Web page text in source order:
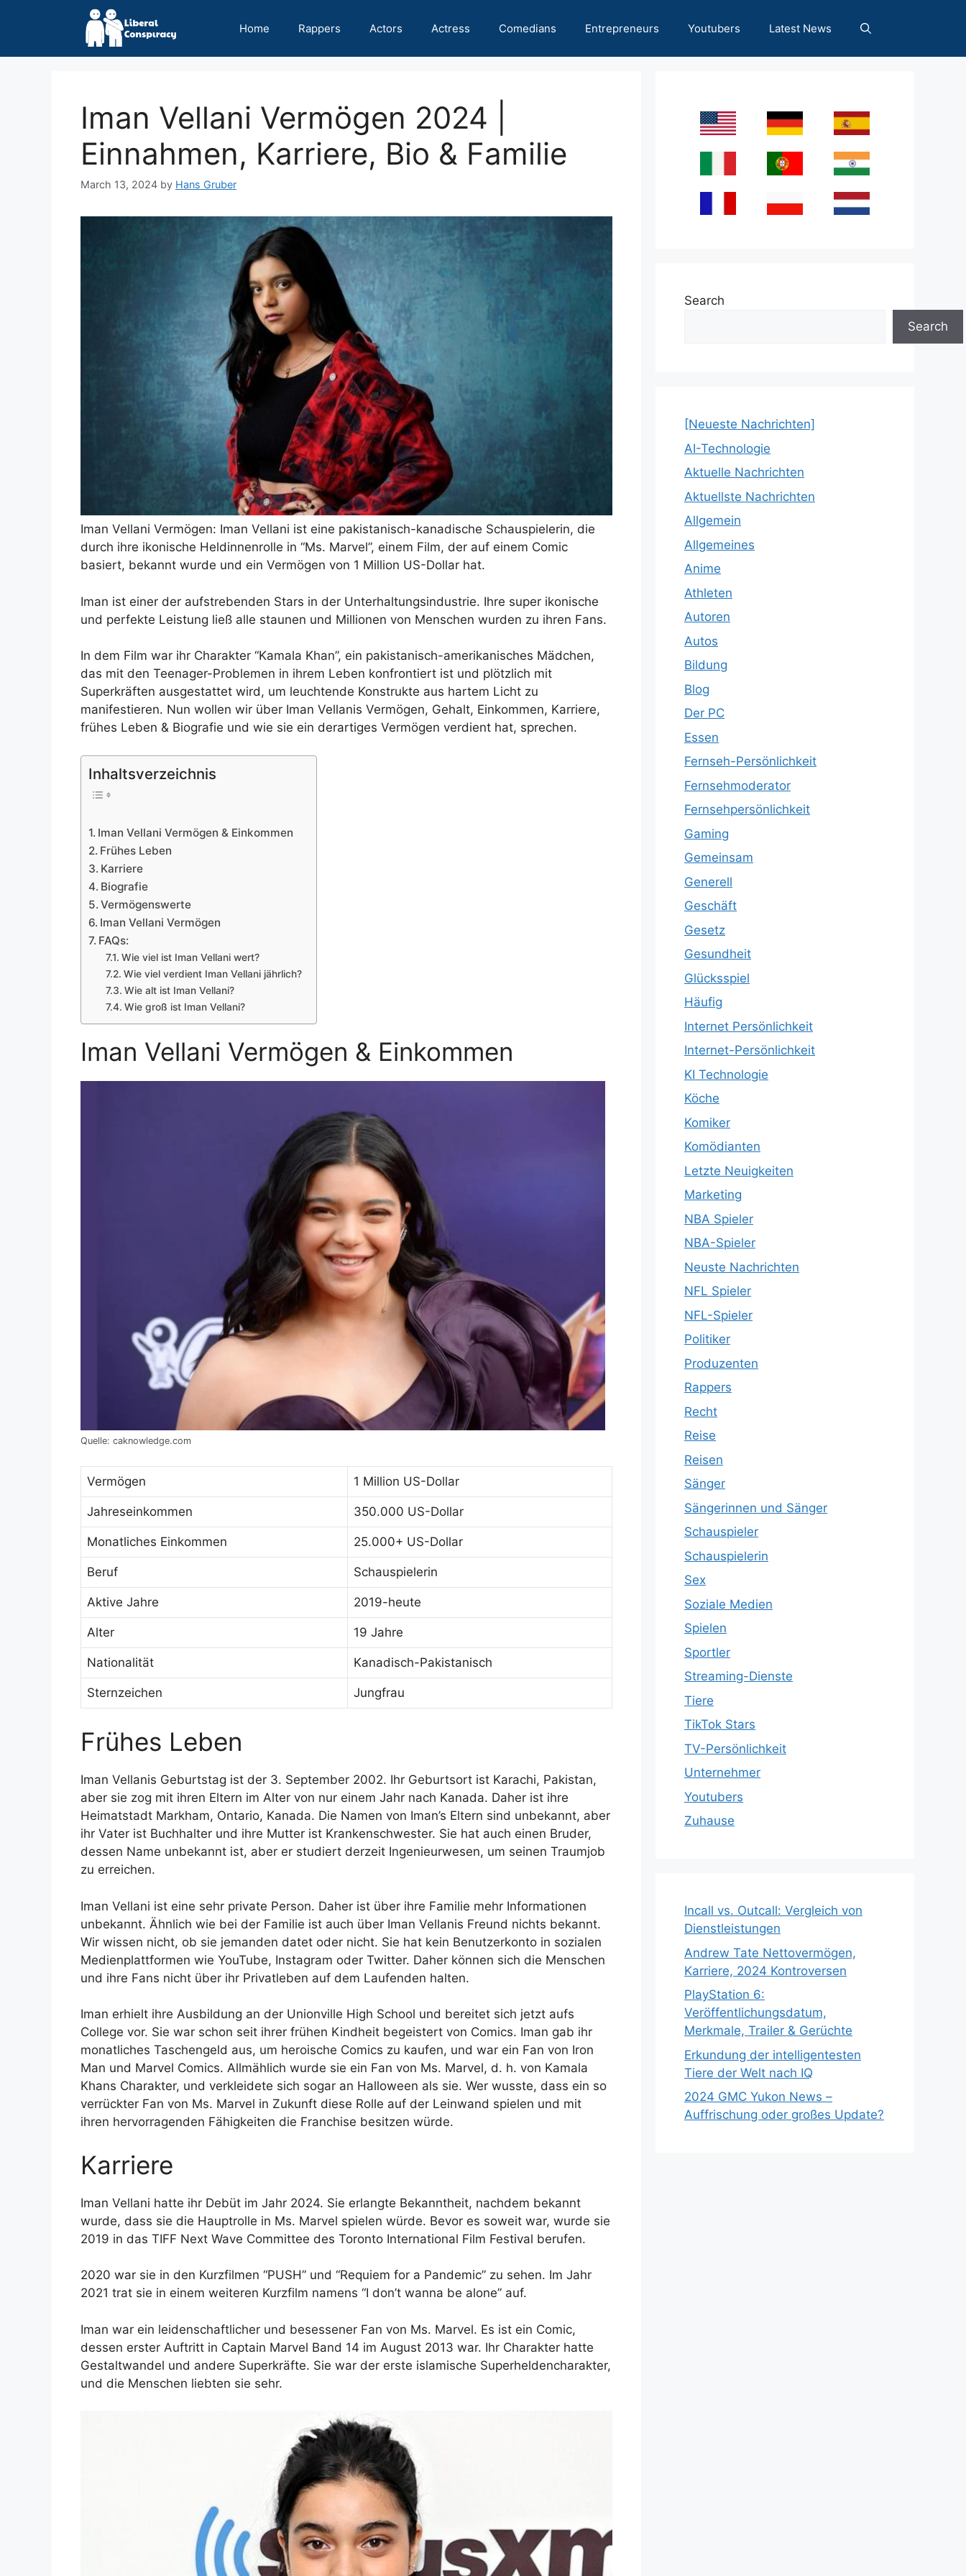
Home Rappers Actors Actress Comedians Entrepreneurs Youtubers Latest News
Iman Vellani Vermögen 2024 |
Einnahmen, Karriere, Bio & Familie
March 13, 2024 by Hans Gruber
Iman Vellani Vermögen: Iman Vellani ist eine pakistanisch-kanadische Schauspielerin, die
durch ihre ikonische Heldinnenrolle in “Ms. Marvel”, einem Film, der auf einem Comic
basiert, bekannt wurde und ein Vermögen von 1 Million US-Dollar hat.
Iman ist einer der aufstrebenden Stars in der Unterhaltungsindustrie. Ihre super ikonische
und perfekte Leistung ließ alle staunen und Millionen von Menschen wurden zu ihren Fans.
In dem Film war ihr Charakter “Kamala Khan”, ein pakistanisch-amerikanisches Mädchen,
das mit den Teenager-Problemen in ihrem Leben konfrontiert ist und plötzlich mit
Superkräften ausgestattet wird, um leuchtende Konstrukte aus hartem Licht zu
manifestieren. Nun wollen wir über Iman Vellanis Vermögen, Gehalt, Einkommen, Karriere,
frühes Leben & Biografie und wie sie ein derartiges Vermögen verdient hat, sprechen.
Inhaltsverzeichnis
Iman Vellani Vermögen & Einkommen
Frühes Leben
Karriere
Biografie
Vermögenswerte
Iman Vellani Vermögen
FAQs:
Wie viel ist Iman Vellani wert?
Wie viel verdient Iman Vellani jährlich?
Wie alt ist Iman Vellani?
Wie groß ist Iman Vellani?
Iman Vellani Vermögen & Einkommen
Quelle: caknowledge.com
Vermögen 1 Million US-Dollar
Jahreseinkommen 350.000 US-Dollar
Monatliches Einkommen 25.000+ US-Dollar
Beruf Schauspielerin
Aktive Jahre 2019-heute
Alter 19 Jahre
Nationalität Kanadisch-Pakistanisch
Sternzeichen Jungfrau
Frühes Leben
Iman Vellanis Geburtstag ist der 3. September 2002. Ihr Geburtsort ist Karachi, Pakistan,
aber sie zog mit ihren Eltern im Alter von nur einem Jahr nach Kanada. Daher ist ihre
Heimatstadt Markham, Ontario, Kanada. Die Namen von Iman’s Eltern sind unbekannt, aber
ihr Vater ist Buchhalter und ihre Mutter ist Krankenschwester. Sie hat auch einen Bruder,
dessen Name unbekannt ist, aber er studiert derzeit Ingenieurwesen, um seinen Traumjob
zu erreichen.
Iman Vellani ist eine sehr private Person. Daher ist über ihre Familie mehr Informationen
unbekannt. Ähnlich wie bei der Familie ist auch über Iman Vellanis Freund nichts bekannt.
Wir wissen nicht, ob sie jemanden datet oder nicht. Sie hat kein Benutzerkonto in sozialen
Medienplattformen wie YouTube, Instagram oder Twitter. Daher können sich die Menschen
und ihre Fans nicht über ihr Privatleben auf dem Laufenden halten.
Iman erhielt ihre Ausbildung an der Unionville High School und bereitet sich jetzt aufs
College vor. Sie war schon seit ihrer frühen Kindheit begeistert von Comics. Iman gab ihr
monatliches Taschengeld aus, um heroische Comics zu kaufen, und war ein Fan von Iron
Man und Marvel Comics. Allmählich wurde sie ein Fan von Ms. Marvel, d. h. von Kamala
Khans Charakter, und verkleidete sich sogar an Halloween als sie. Wer wusste, dass ein so
verrückter Fan von Ms. Marvel in Zukunft diese Rolle auf der Leinwand spielen und mit
ihren hervorragenden Fähigkeiten die Franchise besitzen würde.
Karriere
Iman Vellani hatte ihr Debüt im Jahr 2024. Sie erlangte Bekanntheit, nachdem bekannt
wurde, dass sie die Hauptrolle in Ms. Marvel spielen würde. Bevor es soweit war, wurde sie
2019 in das TIFF Next Wave Committee des Toronto International Film Festival berufen.
2020 war sie in den Kurzfilmen “PUSH” und “Requiem for a Pandemic” zu sehen. Im Jahr
2021 trat sie in einem weiteren Kurzfilm namens “I don’t wanna be alone” auf.
Iman war ein leidenschaftlicher und besessener Fan von Ms. Marvel. Es ist ein Comic,
dessen erster Auftritt in Captain Marvel Band 14 im August 2013 war. Ihr Charakter hatte
Gestaltwandel und andere Superkräfte. Sie war der erste islamische Superheldencharakter,
und die Menschen liebten sie sehr.
Search
Search
[Neueste Nachrichten]
AI-Technologie
Aktuelle Nachrichten
Aktuellste Nachrichten
Allgemein
Allgemeines
Anime
Athleten
Autoren
Autos
Bildung
Blog
Der PC
Essen
Fernseh-Persönlichkeit
Fernsehmoderator
Fernsehpersönlichkeit
Gaming
Gemeinsam
Generell
Geschäft
Gesetz
Gesundheit
Glücksspiel
Häufig
Internet Persönlichkeit
Internet-Persönlichkeit
KI Technologie
Köche
Komiker
Komödianten
Letzte Neuigkeiten
Marketing
NBA Spieler
NBA-Spieler
Neuste Nachrichten
NFL Spieler
NFL-Spieler
Politiker
Produzenten
Rappers
Recht
Reise
Reisen
Sänger
Sängerinnen und Sänger
Schauspieler
Schauspielerin
Sex
Soziale Medien
Spielen
Sportler
Streaming-Dienste
Tiere
TikTok Stars
TV-Persönlichkeit
Unternehmer
Youtubers
Zuhause
Incall vs. Outcall: Vergleich von
Dienstleistungen
Andrew Tate Nettovermögen,
Karriere, 2024 Kontroversen
PlayStation 6:
Veröffentlichungsdatum,
Merkmale, Trailer & Gerüchte
Erkundung der intelligentesten
Tiere der Welt nach IQ
2024 GMC Yukon News –
Auffrischung oder großes Update?